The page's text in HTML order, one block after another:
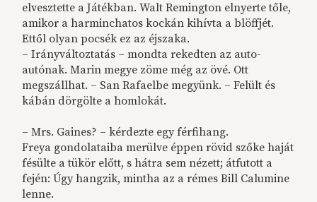
elvesztette a Játékban. Walt Remington elnyerte tőle,
amikor a harminchatos kockán kihívta a blöffjét.
Ettől olyan pocsék ez az éjszaka.
– Irányváltoztatás – mondta rekedten az auto-
autónak. Marin megye zöme még az övé. Ott
megszállhat. – San Rafaelbe megyünk. – Felült és
kábán dörgölte a homlokát.
– Mrs. Gaines? – kérdezte egy férfihang.
Freya gondolataiba merülve éppen rövid szőke haját
fésülte a tükör előtt, s hátra sem nézett; átfutott a
fején: Úgy hangzik, mintha az a rémes Bill Calumine
lenne.